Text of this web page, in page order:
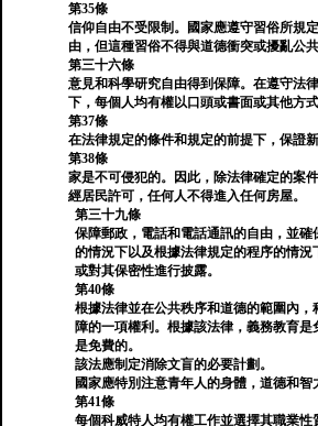
第35條
信仰自由不受限制。國家應遵守習俗所規
由，但這種習俗不得與道德衝突或擾亂公共
第三十六條
意見和科學研究自由得到保障。在遵守法
下，每個人均有權以口頭或書面或其他方
第37條
在法律規定的條件和規定的前提下，保證新
第38條
家是不可侵犯的。因此，除法律確定的案
經居民許可，任何人不得進入任何房屋。
第三十九條
保障郵政，電話和電話通訊的自由，並
的情況下以及根據法律規定的程序的情
或對其保密性進行披露。
第40條
根據法律並在公共秩序和道德的範圍內
障的一項權利。根據該法律，義務教育
是免費的。
該法應制定消除文盲的必要計劃。
國家應特別注意青年人的身體，道德和智
第41條
每個科威特人均有權工作並選擇其職業性